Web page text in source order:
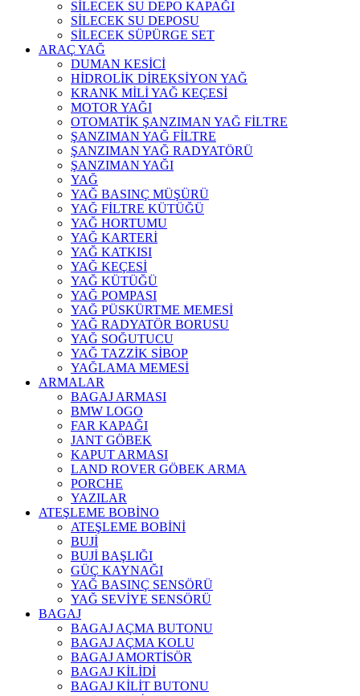
SİLECEK SU DEPO KAPAĞI
SİLECEK SU DEPOSU
SİLECEK SÜPÜRGE SET
ARAÇ YAĞ
DUMAN KESİCİ
HİDROLİK DİREKSİYON YAĞ
KRANK MİLİ YAĞ KEÇESİ
MOTOR YAĞI
OTOMATİK ŞANZIMAN YAĞ FİLTRE
ŞANZIMAN YAĞ FİLTRE
ŞANZIMAN YAĞ RADYATÖRÜ
ŞANZIMAN YAĞI
YAĞ
YAĞ BASINÇ MÜŞÜRÜ
YAĞ FİLTRE KÜTÜĞÜ
YAĞ HORTUMU
YAĞ KARTERİ
YAĞ KATKISI
YAĞ KEÇESİ
YAĞ KÜTÜĞÜ
YAĞ POMPASI
YAĞ PÜSKÜRTME MEMESİ
YAĞ RADYATÖR BORUSU
YAĞ SOĞUTUCU
YAĞ TAZZİK SİBOP
YAĞLAMA MEMESİ
ARMALAR
BAGAJ ARMASI
BMW LOGO
FAR KAPAĞI
JANT GÖBEK
KAPUT ARMASI
LAND ROVER GÖBEK ARMA
PORCHE
YAZILAR
ATEŞLEME BOBİNO
ATEŞLEME BOBİNİ
BUJİ
BUJİ BAŞLIĞI
GÜÇ KAYNAĞI
YAĞ BASINÇ SENSÖRÜ
YAĞ SEVİYE SENSÖRÜ
BAGAJ
BAGAJ AÇMA BUTONU
BAGAJ AÇMA KOLU
BAGAJ AMORTİSÖR
BAGAJ KİLİDİ
BAGAJ KİLİT BUTONU